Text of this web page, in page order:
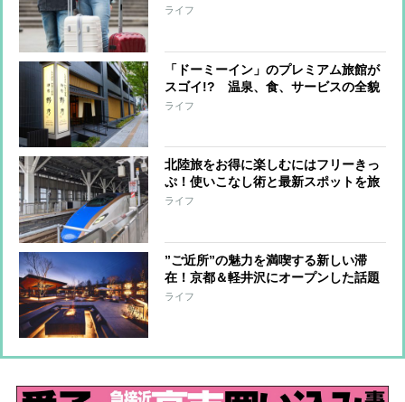
準備を
ライフ
「ドーミーイン」のプレミアム旅館が
スゴイ!? 温泉、食、サービスの全貌
ライフ
北陸旅をお得に楽しむにはフリーきっ
ぷ！使いこなし術と最新スポットを旅
行ジャーナリストが解説
ライフ
”ご近所”の魅力を満喫する新しい滞
在！京都＆軽井沢にオープンした話題
のホテルを旅行ジャーナリストが宿泊
ライフ